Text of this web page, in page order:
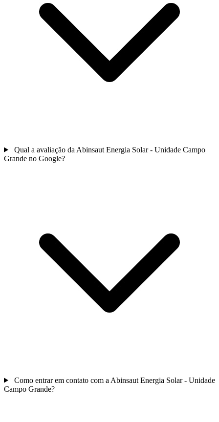
Qual a avaliação da Abinsaut Energia Solar - Unidade Campo
Grande no Google?
Como entrar em contato com a Abinsaut Energia Solar - Unidade
Campo Grande?